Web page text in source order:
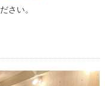
さい。